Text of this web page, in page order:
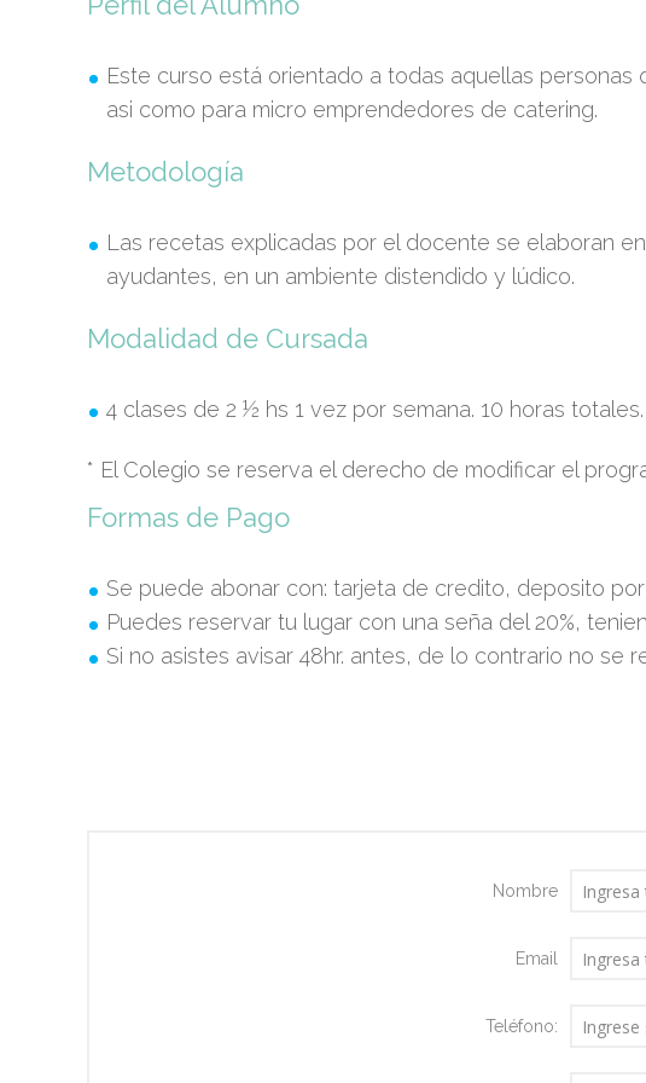
Este curso está orientado a todas aquellas
asi como para micro emprendedores de catering.
Metodología
Las recetas explicadas por el docente se elaboran
ayudantes, en un ambiente distendido y lúdico.
Modalidad de Cursada
4 clases de 2 ½ hs 1 vez por semana. 10 horas totales.
* El Colegio se reserva el derecho de modificar el
Formas de Pago
Se puede abonar con: tarjeta de credito, deposito
Puedes reservar tu lugar con una seña del 20%,
Si no asistes avisar 48hr. antes, de lo contrario no se
Nombre
Email
Teléfono: